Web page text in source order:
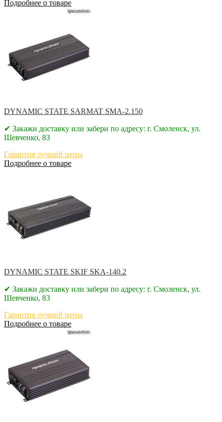
Подробнее о товаре
DYNAMIC STATE SARMAT SMA-2.150
✔ Закажи доставку или забери по адресу: г. Смоленск, ул.
Шевченко, 83
Гарантия лучшей цены
Подробнее о товаре
DYNAMIC STATE SKIF SKA-140.2
✔ Закажи доставку или забери по адресу: г. Смоленск, ул.
Шевченко, 83
Гарантия лучшей цены
Подробнее о товаре